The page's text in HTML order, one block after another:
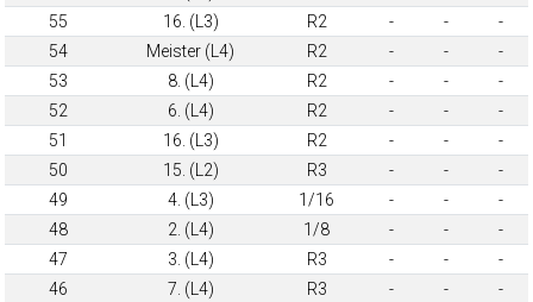
55
16. (L3) R2 - -
-
54
Meister (L4) R2 - -
-
53
8. (L4) R2 - -
-
52
6. (L4) R2 - -
-
51
16. (L3) R2 - -
-
50
15. (L2) R3 - -
-
49
4. (L3) 1/16 - -
-
48
2. (L4) 1/8 - -
-
47
3. (L4) R3 - -
-
46
7. (L4) R3 - -
-